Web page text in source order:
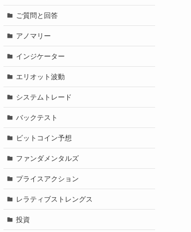
ご質問と回答
アノマリー
インジケーター
エリオット波動
システムトレード
バックテスト
ビットコイン予想
ファンダメンタルズ
プライスアクション
レラティブストレングス
投資